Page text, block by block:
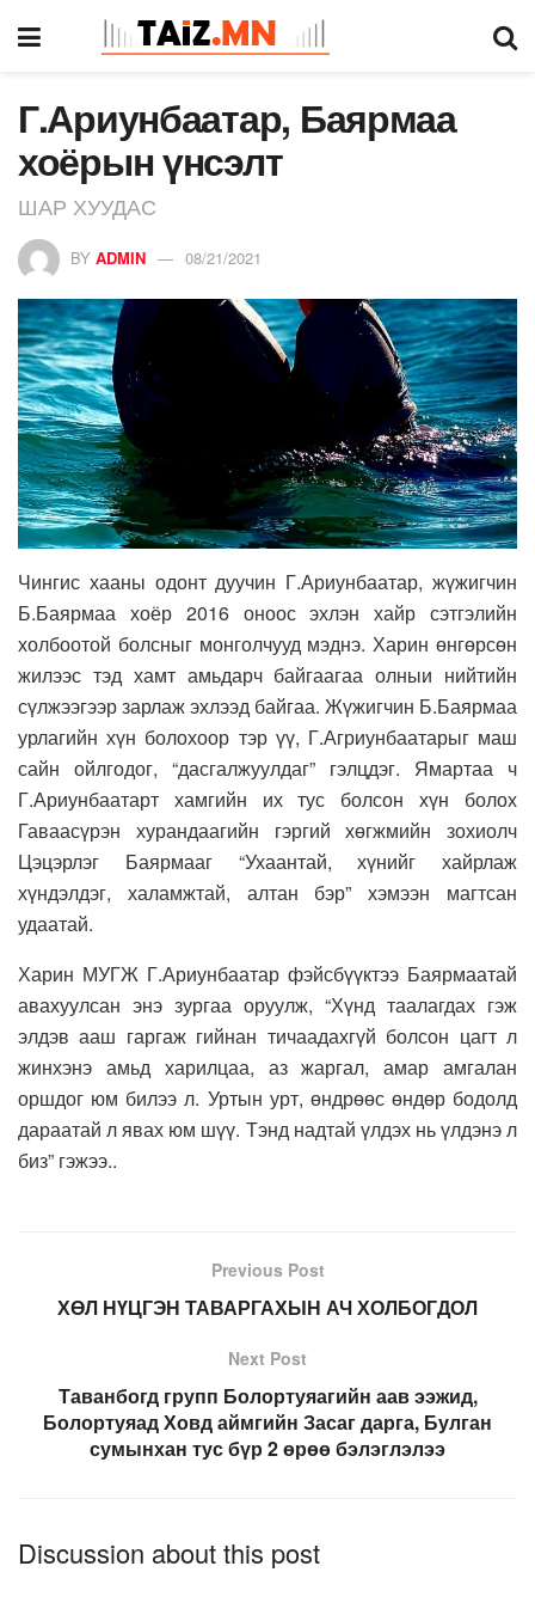
Г.Ариунбаатар, Баярмаа
хоёрын үнсэлт
ШАР ХУУДАС
BY ADMIN 08/21/2021
Чингис хааны одонт дуучин Г.Ариунбаатар, жүжигчин
Б.Баярмаа хоёр 2016 оноос эхлэн хайр сэтгэлийн
холбоотой болсныг монголчууд мэднэ. Харин өнгөрсөн
жилээс тэд хамт амьдарч байгаагаа олныи нийтийн
сүлжээгээр зарлаж эхлээд байгаа. Жүжигчин Б.Баярмаа
урлагийн хүн болохоор тэр үү, Г.Агриунбаатарыг маш
сайн ойлгодог, “дасгалжуулдаг” гэлцдэг. Ямартаа ч
Г.Ариунбаатарт хамгийн их тус болсон хүн болох
Гаваасүрэн хурандаагийн гэргий хөгжмийн зохиолч
Цэцэрлэг Баярмааг “Ухаантай, хүнийг хайрлаж
хүндэлдэг, халамжтай, алтан бэр” хэмээн магтсан
удаатай.
Харин МУГЖ Г.Ариунбаатар фэйсбүүктээ Баярмаатай
авахуулсан энэ зургаа оруулж, “Хүнд таалагдах гэж
элдэв ааш гаргаж гийнан тичаадахгүй болсон цагт л
жинхэнэ амьд харилцаа, аз жаргал, амар амгалан
оршдог юм билээ л. Уртын урт, өндрөөс өндөр бодолд
дараатай л явах юм шүү. Тэнд надтай үлдэх нь үлдэнэ л
биз” гэжээ..
Previous Post
ХӨЛ НҮЦГЭН ТАВАРГАХЫН АЧ ХОЛБОГДОЛ
Next Post
Таванбогд групп Болортуяагийн аав ээжид,
Болортуяад Ховд аймгийн Засаг дарга, Булган
сумынхан тус бүр 2 өрөө бэлэглэлээ
Discussion about this post